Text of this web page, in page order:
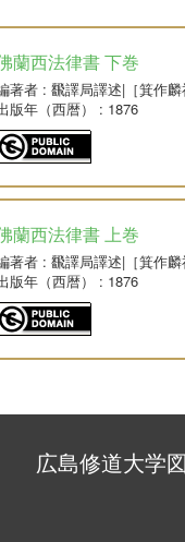
蘭西法律書 下巻
著者 : 飜譯局譯述|［箕作
版年（西暦）
: 1876
蘭西法律書 上巻
著者 : 飜譯局譯述|［箕作
版年（西暦）
: 1876
広島修道大学